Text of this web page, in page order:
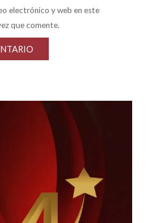
electrónico y web en este
que comente.